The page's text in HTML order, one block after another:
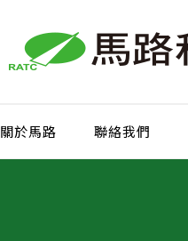
要
關於馬路
聯絡我們